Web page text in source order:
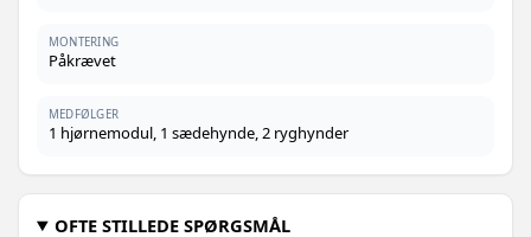
MONTERING
Påkrævet
MEDFØLGER
1 hjørnemodul, 1 sædehynde, 2 ryghynder
OFTE STILLEDE SPØRGSMÅL